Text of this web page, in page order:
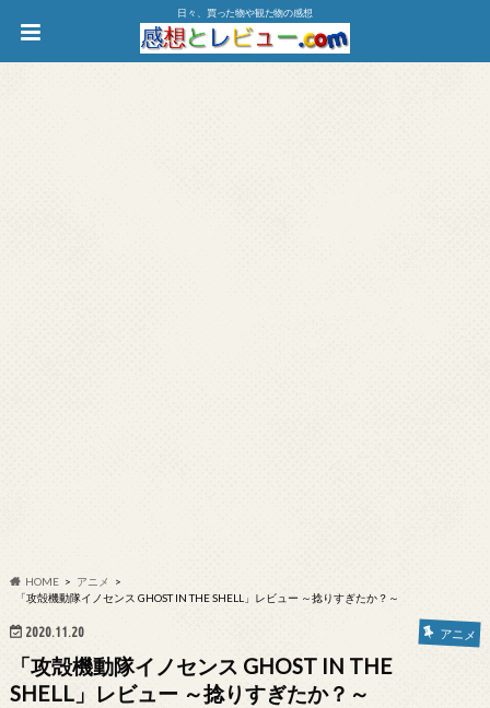
日々、買った物や観た物の感想
HOME
アニメ
「攻殻機動隊イノセンス GHOST IN THE SHELL」レビュー ～捻りすぎたか？～
2020.11.20 アニメ
「攻殻機動隊イノセンス GHOST IN THE
SHELL」レビュー ～捻りすぎたか？～